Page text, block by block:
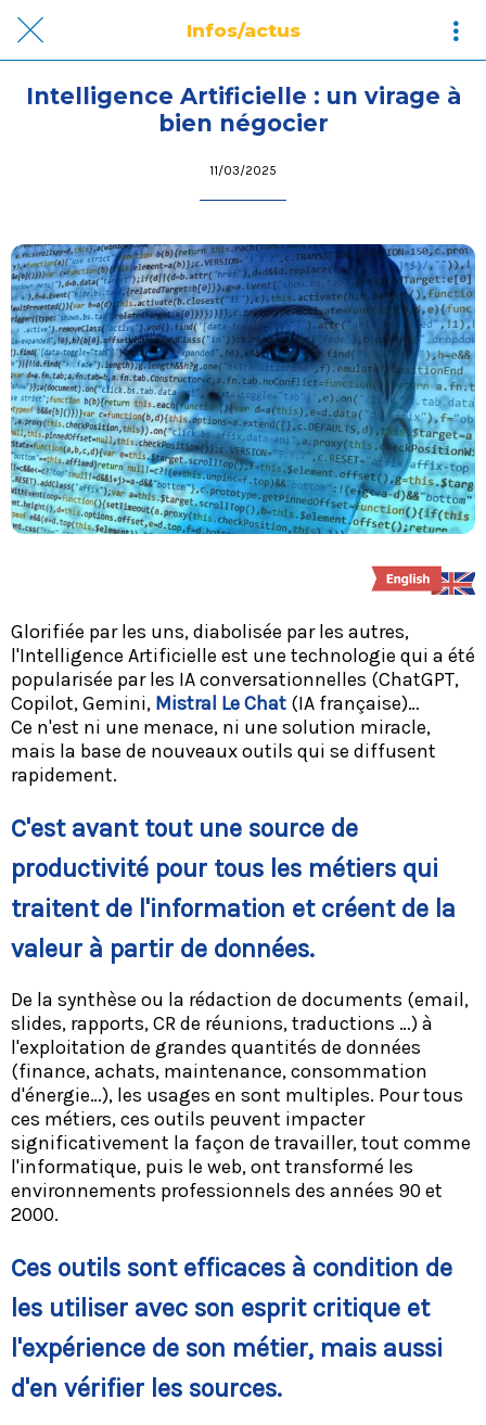
Infos/actus
Intelligence Artificielle : un virage à
bien négocier
11/03/2025
Glorifiée par les uns, diabolisée par les autres,
l'Intelligence Artificielle est une technologie qui a été
popularisée par les IA conversationnelles (ChatGPT,
Copilot, Gemini, Mistral Le Chat (IA française)…
Ce n'est ni une menace, ni une solution miracle,
mais la base de nouveaux outils qui se diffusent
rapidement.
C'est avant tout une source de
productivité pour tous les métiers qui
traitent de l'information et créent de la
valeur à partir de données.
De la synthèse ou la rédaction de documents (email,
slides, rapports, CR de réunions, traductions …) à
l'exploitation de grandes quantités de données
(finance, achats, maintenance, consommation
d'énergie…), les usages en sont multiples. Pour tous
ces métiers, ces outils peuvent impacter
significativement la façon de travailler, tout comme
l'informatique, puis le web, ont transformé les
environnements professionnels des années 90 et
2000.
Ces outils sont efficaces à condition de
les utiliser avec son esprit critique et
l'expérience de son métier, mais aussi
d'en vérifier les sources.